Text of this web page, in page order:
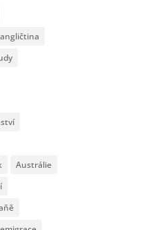
angličtina
Austrálie